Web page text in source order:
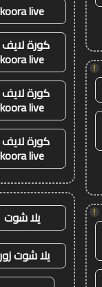
!
!
koora live
كورة
koora live
كورة
koora live
كورة
koora live
يلا شوت
يلا شوت